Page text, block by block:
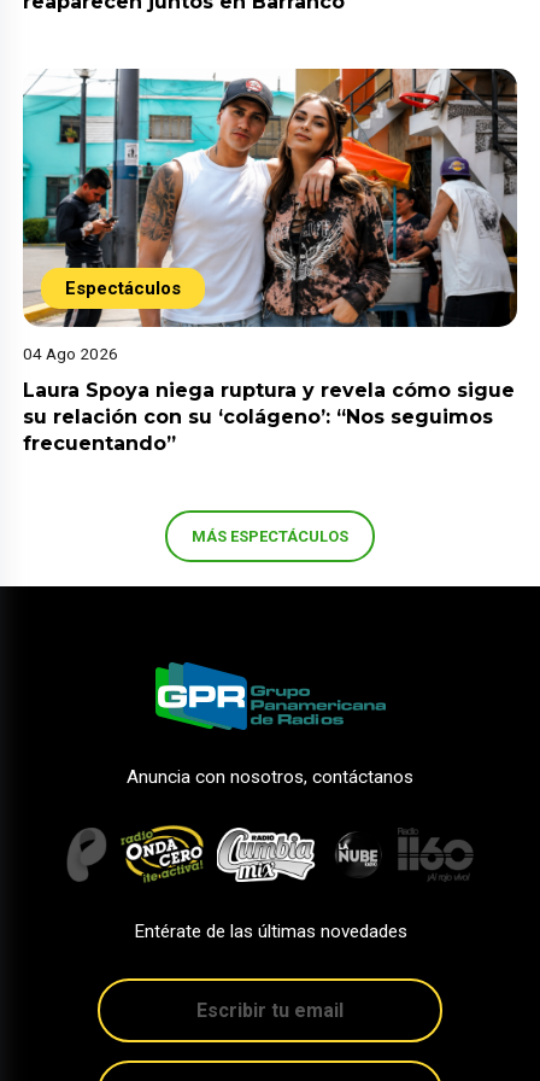
Espectáculos
04 Ago 2026
Laura Spoya niega ruptura y revela cómo sigue
su relación con su ‘colágeno’: “Nos seguimos
frecuentando”
MÁS ESPECTÁCULOS
Anuncia con nosotros, contáctanos
Entérate de las últimas novedades